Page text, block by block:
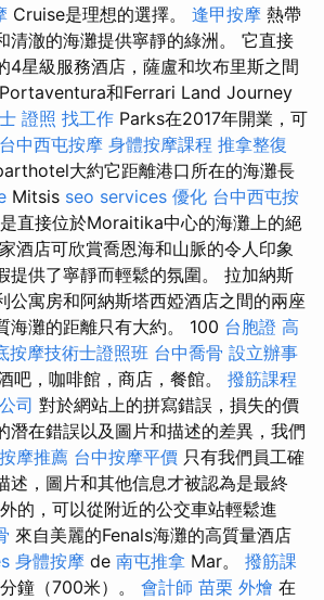
Cruise是理想的選擇。 逢甲按摩 熱帶
清澈的海灘提供寧靜的綠洲。 它直接
4星級服務酒店，薩盧和坎布里斯之間
和Ferrari Land Journey
證照 找工作 Parks在2017年開業，可
台中西屯按摩 身體按摩課程 推拿整復
大約它距離港口所在的海灘長
Mitsis seo services 優化 台中西屯按
直接位於Moraitika中心的海灘上的絕
酒店可欣賞喬恩海和山脈的令人印象
提供了寧靜而輕鬆的氛圍。 拉加納斯
公寓房和阿納斯塔西婭酒店之間的兩座
海灘的距離只有大約。 100 台胞證 高
按摩技術士證照班 台中喬骨 設立辦事
吧，咖啡館，商店，餐館。 撥筋課程
司 對於網站上的拼寫錯誤，損失的價
潛在錯誤以及圖片和描述的差異，我們
摩推薦 台中按摩平價 只有我們員工確
述，圖片和其他信息才被認為是最終
的，可以從附近的公交車站輕鬆進
來自美麗的Fenals海灘的高質量酒店
身體按摩 de 南屯推拿 Mar。 撥筋課
鐘（700米）。 會計師 苗栗 外燴 在